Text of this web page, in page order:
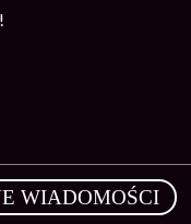
WIADOMOŚCI